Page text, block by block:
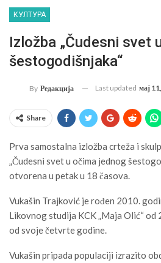
КУЛТУРА
Izložba „Čudesni svet
šestogodišnjaka“
By Редакција Last updated мај
Share
Prva samostalna izložba crteža i
„Čudesni svet u očima jednog
otvorena u petak u 18 časova.
Vukašin Trajković je rođen 2010.
Likovnog studija KCK „Maja Olić“
od svoje četvrte godine.
Vukašin pripada populaciji izrazito